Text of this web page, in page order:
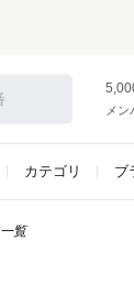
メ
カテゴリ ブ
覧